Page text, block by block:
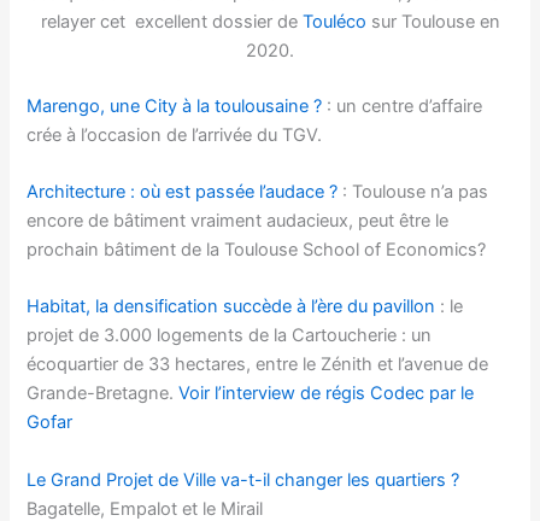
relayer cet excellent dossier de Touléco sur Toulouse en
2020.
Marengo, une City à la toulousaine ? : un centre d’affaire
crée à l’occasion de l’arrivée du TGV.
Architecture : où est passée l’audace ? : Toulouse n’a pas
encore de bâtiment vraiment audacieux, peut être le
prochain bâtiment de la Toulouse School of Economics?
Habitat, la densification succède à l’ère du pavillon : le
projet de 3.000 logements de la Cartoucherie : un
écoquartier de 33 hectares, entre le Zénith et l’avenue de
Grande-Bretagne.Voir l’interview de régis Codec par le
Gofar
Le Grand Projet de Ville va-t-il changer les quartiers ?
Bagatelle, Empalot et le Mirail